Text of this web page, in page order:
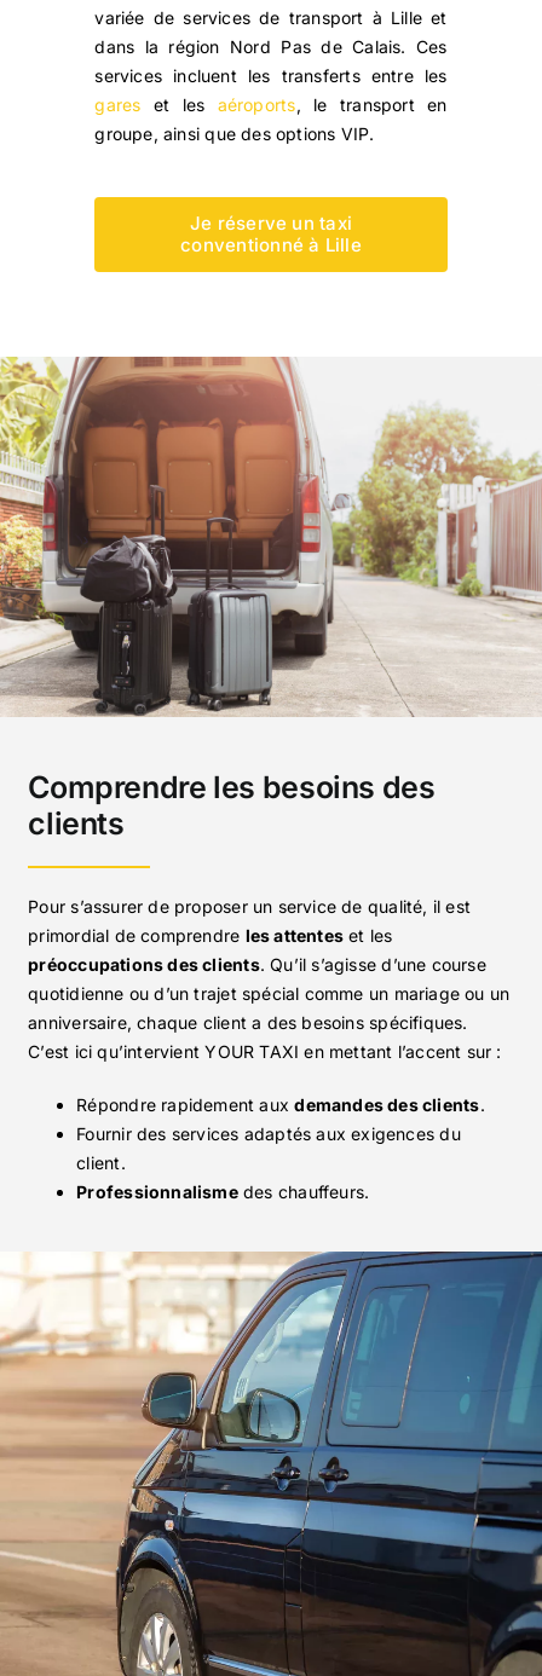
variée de services de transport à Lille et
dans la région Nord Pas de Calais. Ces
services incluent les transferts entre les
gares et les aéroports, le transport en
groupe, ainsi que des options VIP.
Je réserve un taxi
conventionné à Lille
Comprendre les besoins des
clients
Pour s’assurer de proposer un service de qualité, il est
primordial de comprendre les attentes et les
préoccupations des clients. Qu’il s’agisse d’une course
quotidienne ou d’un trajet spécial comme un mariage ou un
anniversaire, chaque client a des besoins spécifiques.
C’est ici qu’intervient YOUR TAXI en mettant l’accent sur :
Répondre rapidement auxdemandes des clients.
Fournir des services adaptés aux exigences du
client.
Professionnalismedes chauffeurs.